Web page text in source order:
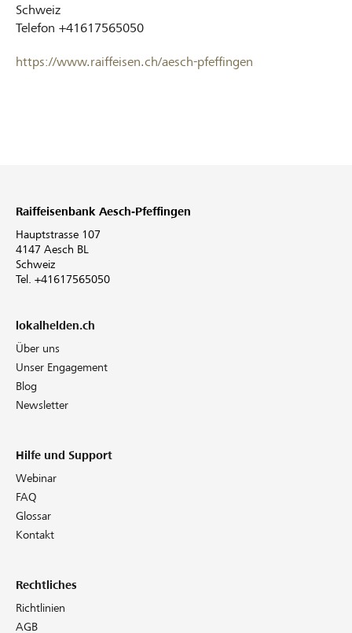
Schweiz
Telefon +41617565050
https://www.raiffeisen.ch/aesch-pfeffingen
Raiffeisenbank Aesch-Pfeffingen
Hauptstrasse 107
4147 Aesch BL
Schweiz
Tel. +41617565050
lokalhelden.ch
Über uns
Unser Engagement
Blog
Newsletter
Hilfe und Support
Webinar
FAQ
Glossar
Kontakt
Rechtliches
Richtlinien
AGB